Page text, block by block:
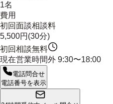
1名
費用
初回面談相談料
5,500円(30分)
初回相談無料
現在営業時間外 9:30〜18:00
電話問合せ
電話番号を表示